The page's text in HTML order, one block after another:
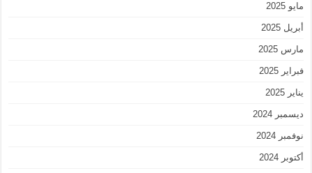
مايو 2025
أبريل 2025
مارس 2025
فبراير 2025
يناير 2025
ديسمبر 2024
نوفمبر 2024
أكتوبر 2024